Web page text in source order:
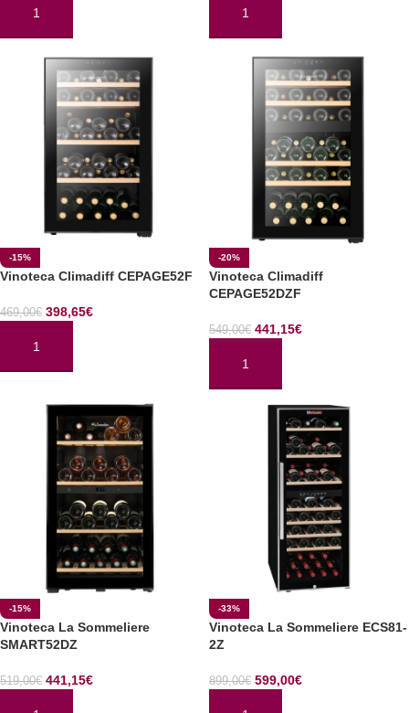
AÑADIR AL CARRITO AÑADIR AL CARRITO
-15%
Vinoteca Climadiff CEPAGE52F
469,00€ 398,65€
AÑADIR AL CARRITO
-20%
Vinoteca Climadiff
CEPAGE52DZF
549,00€ 441,15€
AÑADIR AL CARRITO
-15%
Vinoteca La Sommeliere
SMART52DZ
519,00€ 441,15€
-33%
Vinoteca La Sommeliere ECS81-
2Z
899,00€ 599,00€